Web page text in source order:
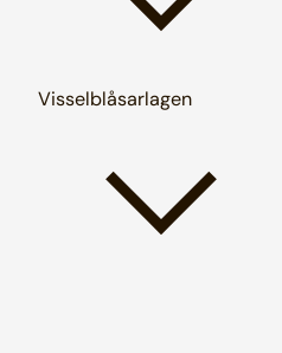
Visselblåsarlagen